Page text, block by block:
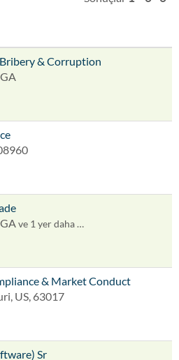
& Corruption
ve 1 yer daha …
& Market Conduct
US, 63017
Sr